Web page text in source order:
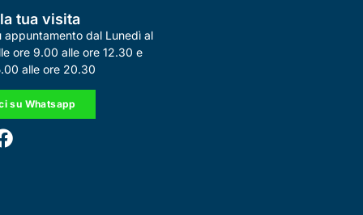
tua visita
appuntamento dal Lunedì al
ore 9.00 alle ore 12.30 e
alle ore 20.30
su Whatsapp